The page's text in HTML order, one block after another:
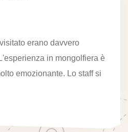
erano davvero
in mongolfiera è
emozionante. Lo staff si